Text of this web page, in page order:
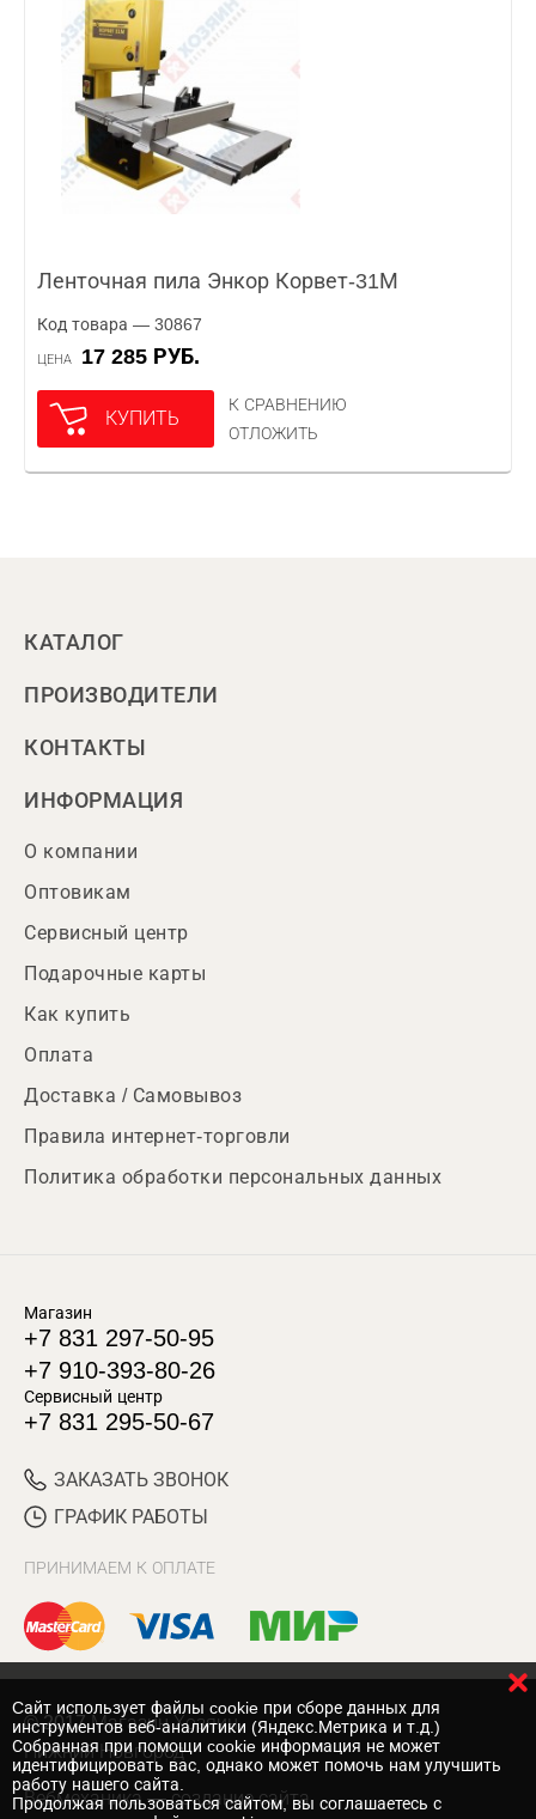
Ленточная пила Энкор Корвет-31М
Код товара — 30867
ЦЕНА 17 285 РУБ.
КУПИТЬ
К СРАВНЕНИЮ
ОТЛОЖИТЬ
КАТАЛОГ
ПРОИЗВОДИТЕЛИ
КОНТАКТЫ
ИНФОРМАЦИЯ
О компании
Оптовикам
Сервисный центр
Подарочные карты
Как купить
Оплата
Доставка / Самовывоз
Правила интернет-торговли
Политика обработки персональных данных
Магазин
+7 831 297-50-95
+7 910-393-80-26
Сервисный центр
+7 831 295-50-67
ЗАКАЗАТЬ ЗВОНОК
ГРАФИК РАБОТЫ
ПРИНИМАЕМ К ОПЛАТЕ
© 2017 Магазин Хозяин
Нижний Новгород
Вебмеханика — создание сайта
Cайт использует файлы cookie при сборе данных для
инструментов веб-аналитики (Яндекс.Метрика и т.д.)
Собранная при помощи cookie информация не может
идентифицировать вас, однако может помочь нам улучшить
работу нашего сайта.
Продолжая пользоваться сайтом, вы соглашаетесь с